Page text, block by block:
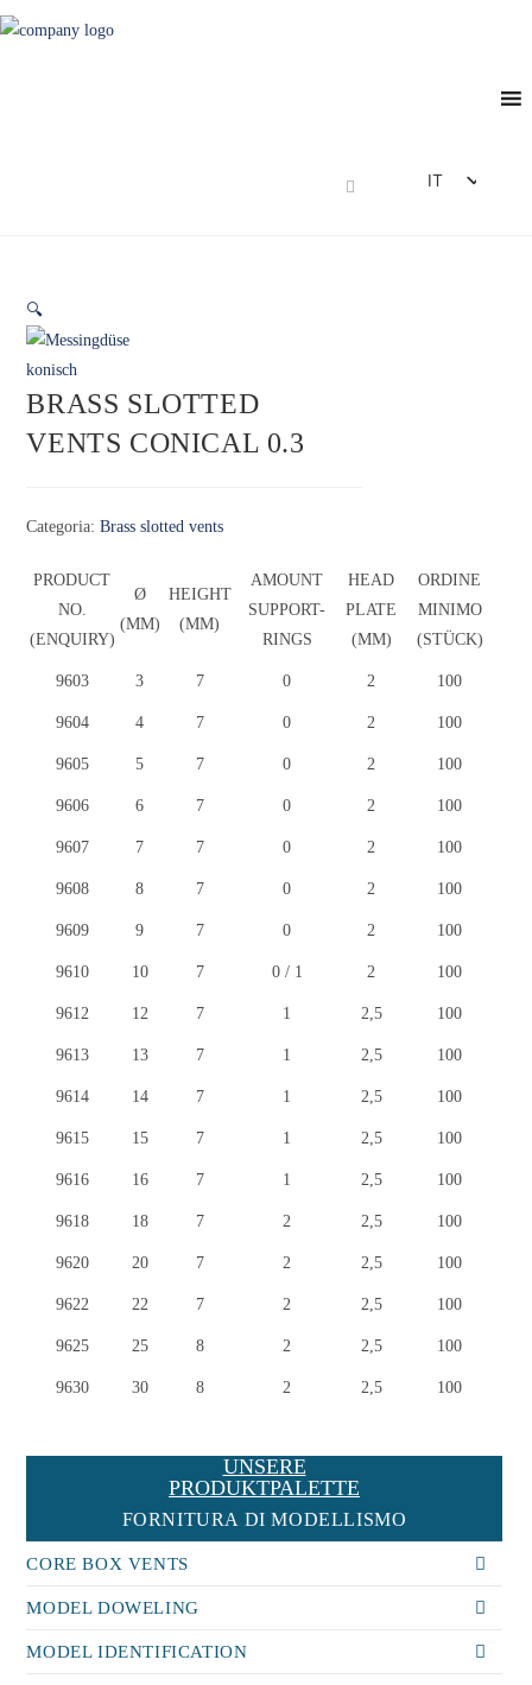
IT
🔍
BRASS SLOTTED
VENTS CONICAL 0.3
Categoria:Brass slotted vents
PRODUCT
NO.
(ENQUIRY)
Ø
(MM)
HEIGHT
(MM)
AMOUNT
SUPPORT-
RINGS
HEAD
PLATE
(MM)
ORDINE
MINIMO
(STÜCK)
9603 3 7 0 2 100
9603
9604 4 7 0 2 100
9604
9605 5 7 0 2 100
9605
9606 6 7 0 2 100
9606
9607 7 7 0 2 100
9607
9608 8 7 0 2 100
9608
9609 9 7 0 2 100
9609
9610 10 7 0 / 1 2 100
9610
9612 12 7 1 2,5 100
9612
9613 13 7 1 2,5 100
9613
9614 14 7 1 2,5 100
9614
9615 15 7 1 2,5 100
9615
9616 16 7 1 2,5 100
9616
9618 18 7 2 2,5 100
9618
9620 20 7 2 2,5 100
9620
9622 22 7 2 2,5 100
9622
9625 25 8 2 2,5 100
9625
9630 30 8 2 2,5 100
9630
UNSERE
PRODUKTPALETTE
FORNITURA DI MODELLISMO
CORE BOX VENTS
MODEL DOWELING
MODEL IDENTIFICATION